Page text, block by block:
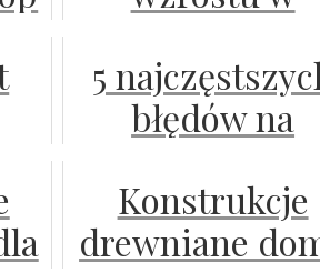
czym
5
błędów na
kwalifikacyjnej
jak ich
Konstrukcje
drewniane